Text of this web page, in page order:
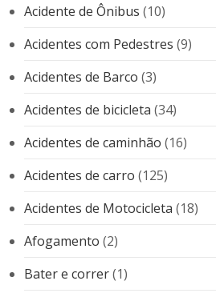
Acidente de Ônibus (10)
Acidentes com Pedestres (9)
Acidentes de Barco (3)
Acidentes de bicicleta (34)
Acidentes de caminhão (16)
Acidentes de carro (125)
Acidentes de Motocicleta (18)
Afogamento (2)
Bater e correr(1)